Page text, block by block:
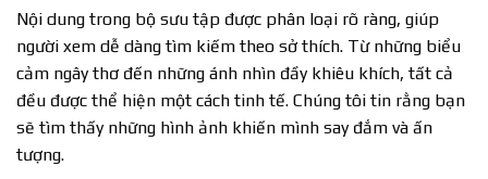
Nội dung trong bộ sưu tập được phân loại rõ ràng, giúp
người xem dễ dàng tìm kiếm theo sở thích. Từ những biểu
cảm ngây thơ đến những ánh nhìn đầy khiêu khích, tất cả
đều được thể hiện một cách tinh tế. Chúng tôi tin rằng bạn
sẽ tìm thấy những hình ảnh khiến mình say đắm và ấn
tượng.